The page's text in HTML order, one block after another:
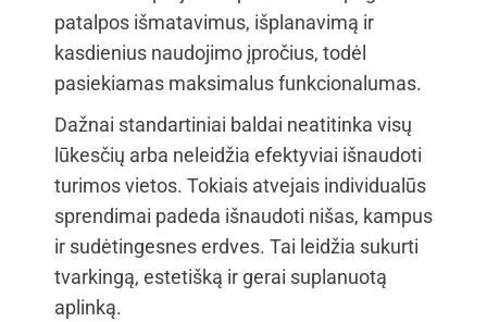
patalpos išmatavimus, išplanavimą ir
kasdienius naudojimo įpročius, todėl
pasiekiamas maksimalus funkcionalumas.
Dažnai standartiniai baldai neatitinka visų
lūkesčių arba neleidžia efektyviai išnaudoti
turimos vietos. Tokiais atvejais individualūs
sprendimai padeda išnaudoti nišas, kampus
ir sudėtingesnes erdves. Tai leidžia sukurti
tvarkingą, estetišką ir gerai suplanuotą
aplinką.